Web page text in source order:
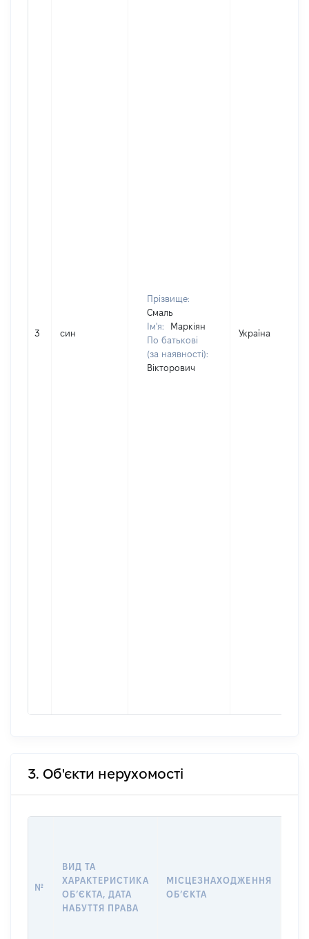
3 син
Прізвище:
Смаль
Ім'я:
Маркіян
По батькові
(за наявності):
Вікторович
Україна
3. Об'єкти нерухомості
№
ВИД ТА
ХАРАКТЕРИСТИКА
ОБʼЄКТА, ДАТА
НАБУТТЯ ПРАВА
МІСЦЕЗНАХОДЖЕННЯ
ОБʼЄКТА